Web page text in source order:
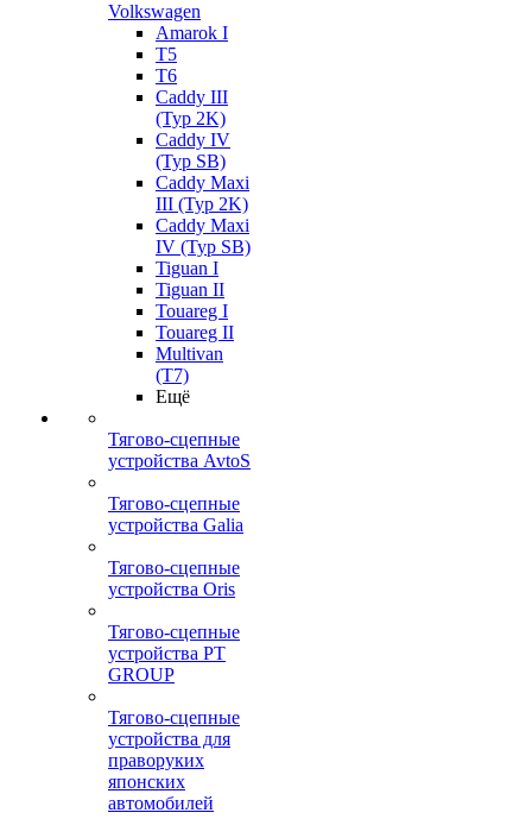
Volkswagen
Amarok I
T5
T6
Caddy III
(Typ 2K)
Caddy IV
(Typ SB)
Caddy Maxi
III (Typ 2K)
Caddy Maxi
IV (Typ SB)
Tiguan I
Tiguan II
Touareg I
Touareg II
Multivan
(T7)
Ещё
Тягово-сцепные
устройства AvtoS
Тягово-сцепные
устройства Galia
Тягово-сцепные
устройства Oris
Тягово-сцепные
устройства PT
GROUP
Тягово-сцепные
устройства для
праворуких
японских
автомобилей